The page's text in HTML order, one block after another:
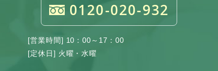
0120-020-932
[営業時間] 10：00～17：00
[定休日] 火曜・水曜